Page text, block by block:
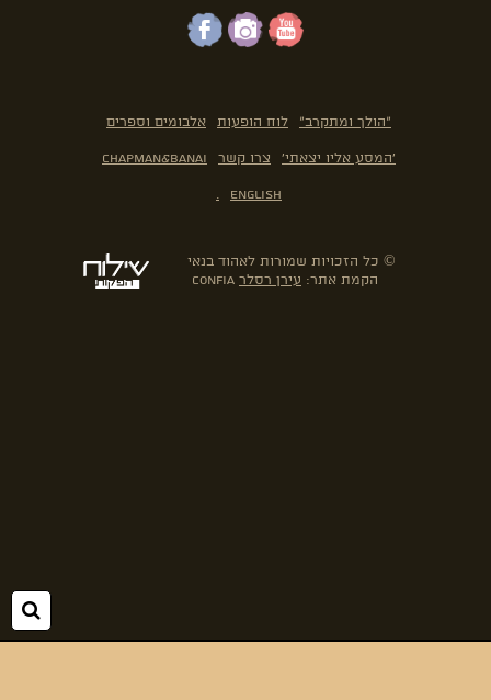
"הולך ומתקרב" לוח הופעות אלבומים וספרים
'המסע אליו יצאתי'
צרו קשר
Chapman&Banai
English
.
© כל הזכויות שמורות לאהוד בנאי
הקמת אתר: עירן רסלר